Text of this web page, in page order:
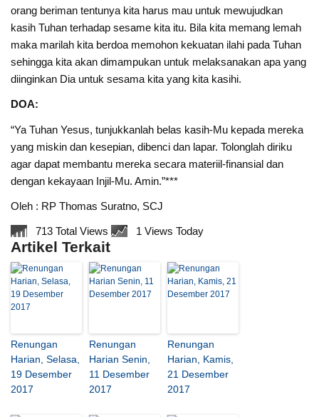
orang beriman tentunya kita harus mau untuk mewujudkan
kasih Tuhan terhadap sesame kita itu. Bila kita memang lemah
maka marilah kita berdoa memohon kekuatan ilahi pada Tuhan
sehingga kita akan dimampukan untuk melaksanakan apa yang
diinginkan Dia untuk sesama kita yang kita kasihi.
DOA:
“Ya Tuhan Yesus, tunjukkanlah belas kasih-Mu kepada mereka
yang miskin dan kesepian, dibenci dan lapar. Tolonglah diriku
agar dapat membantu mereka secara materiil-finansial dan
dengan kekayaan Injil-Mu. Amin.”***
Oleh : RP Thomas Suratno, SCJ
713 Total Views 1 Views Today
Artikel Terkait
Renungan
Harian, Selasa,
19 Desember
2017
Renungan
Harian Senin,
11 Desember
2017
Renungan
Harian, Kamis,
21 Desember
2017